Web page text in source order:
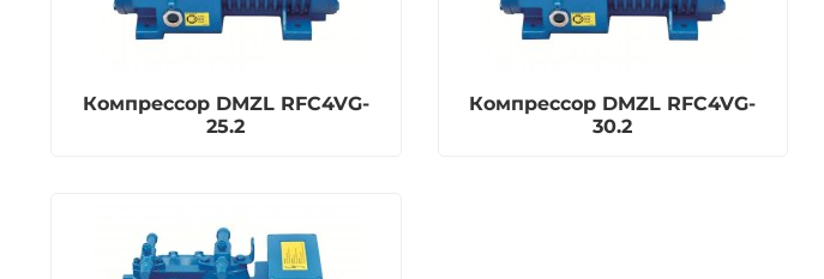
Компрессор DMZL RFC4VG-
25.2
Компрессор DMZL RFC4VG-
30.2